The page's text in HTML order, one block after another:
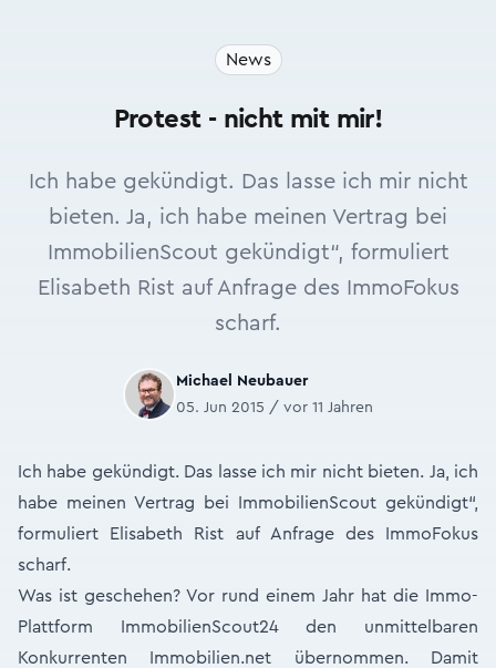
News
Protest - nicht mit mir!
Ich habe gekündigt. Das lasse ich mir nicht
bieten. Ja, ich habe meinen Vertrag bei
ImmobilienScout gekündigt“, formuliert
Elisabeth Rist auf Anfrage des ImmoFokus
scharf.
Michael Neubauer
05. Jun 2015 / vor 11 Jahren
Ich habe gekündigt. Das lasse ich mir nicht bieten. Ja, ich
habe meinen Vertrag bei ImmobilienScout gekündigt“,
formuliert Elisabeth Rist auf Anfrage des ImmoFokus
scharf.
Was ist geschehen? Vor rund einem Jahr hat die Immo-
Plattform ImmobilienScout24 den unmittelbaren
Konkurrenten Immobilien.net übernommen. Damit